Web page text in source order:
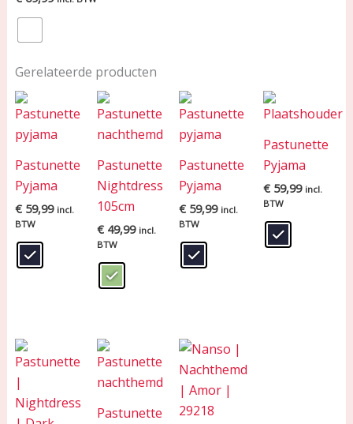
Gerelateerde producten
Pastunette
Pyjama
€59,99 incl.
BTW
Pastunette
Nightdress
105cm
€49,99 incl.
BTW
Pastunette
Pyjama
€59,99 incl.
BTW
Pastunette
Pyjama
€59,99 incl.
BTW
Pastunette